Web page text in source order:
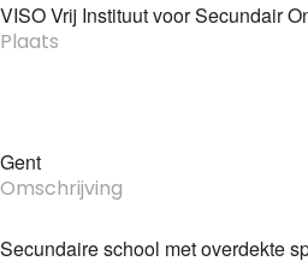
VISO Vrij Instituut voor Secundair
Plaats
Gent
Omschrijving
Secundaire school met overdekte